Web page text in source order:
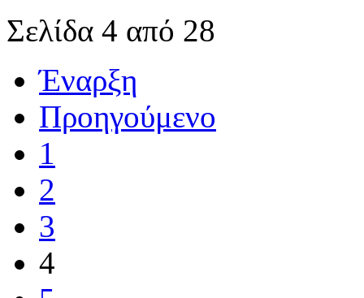
Σελίδα 4 από 28
Έναρξη
Προηγούμενο
1
2
3
4